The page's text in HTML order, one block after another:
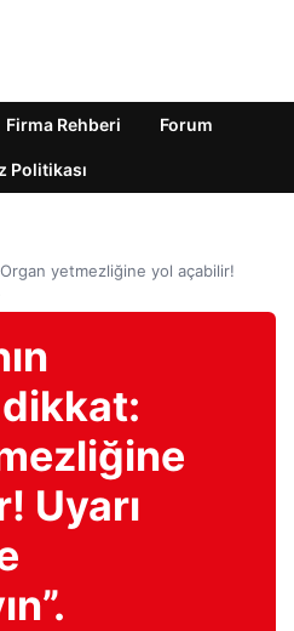
Firma Rehberi Forum
Politikası
yetmezliğine yol açabilir!
Uyarı